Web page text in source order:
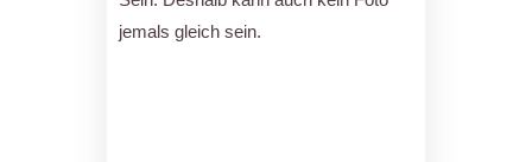
jemals gleich sein.